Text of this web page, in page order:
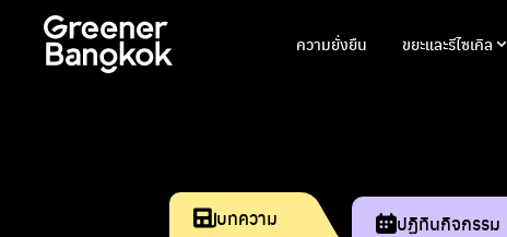
ความยั่งยืน ขยะและรีไซเคิล
บทความ ปฏิทินกิจกรรม